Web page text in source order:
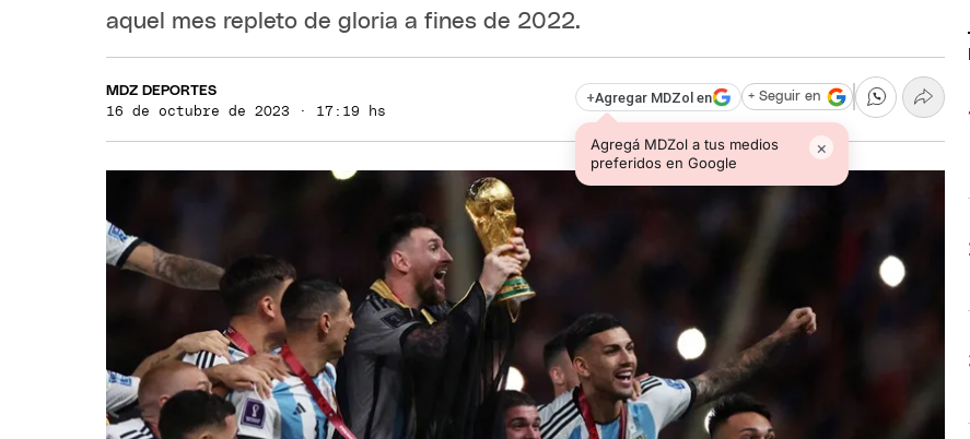
aquel mes repleto de gloria a fines de 2022.
MDZ DEPORTES
16 de octubre de 2023 · 17:19 hs
+Agregar MDZol en
Agregá MDZol a tus medios
preferidos en Google
×
+ Seguir en